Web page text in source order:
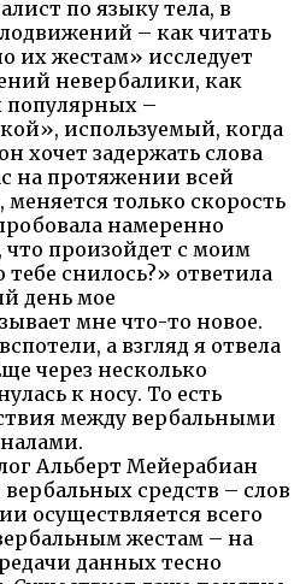
по языку тела, в
– как читать
жестам» исследует
невербалики, как
популярных –
используемый, когда
хочет задержать слова
на протяжении всей
меняется только скорость
намеренно
что произойдет с моим
снилось?» ответила
день мое
мне что-то новое.
а взгляд я отвела
через несколько
к носу. То есть
между вербальными
Альберт Мейерабиан
вербальных средств – слов
осуществляется всего
жестам – на
данных тесно